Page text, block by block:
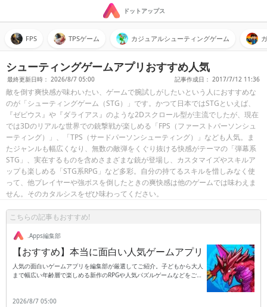
ドットアップス
FPS TPSゲーム カジュアルシューティングゲーム
シューティングゲームアプリおすすめ人気
最終更新日時： 2026/8/7 05:00 記事作成日： 2017/7/12 11:36
敵を倒す爽快感が味わいたい、ゲームで腕試しがしたいという人におすすめな
のが「シューティングゲーム（STG）」です。かつて日本ではSTGといえば、
『ゼビウス』や『ダライアス』のような2Dスクロール型が主流でしたが、現在
では3Dのリアルな世界での銃撃戦が楽しめる「FPS（ファーストパーソンシュ
ーティング）」、「TPS（サードパーソンシューティング）」なども人気。ま
たジャンルも幅広くなり、無数の敵弾をくぐり抜ける快感がテーマの「弾幕系
STG」、実在するものを含めさまざまな銃が登場し、カスタマイズやスキルア
ップも楽しめる「STG系RPG」など多彩。自分の持てるスキルを惜しみなく使
って、他プレイヤーや強ボスを倒したときの爽快感は他のゲームでは味わえま
せん。そのカタルシスをぜひ味わってください。
こちらの記事もおすすめ!
.Apps編集部
【おすすめ】本当に面白い人気ゲームアプリ
人気の面白いゲームアプリを編集部が厳選してご紹介。子どもから大人
まで幅広い年齢層で楽しめる新作のRPGや人気パズルゲームなどをご紹
2026/8/7 05:00